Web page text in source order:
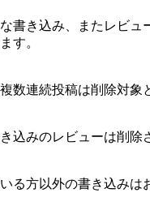
書き込み、またレビ
す。
数連続投稿は削除対象
込みのレビューは削除
る方以外の書き込みは